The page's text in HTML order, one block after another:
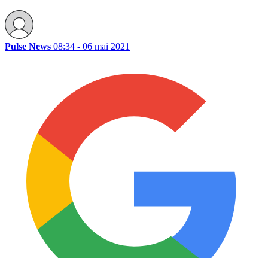
Pulse News 08:34 - 06 mai 2021